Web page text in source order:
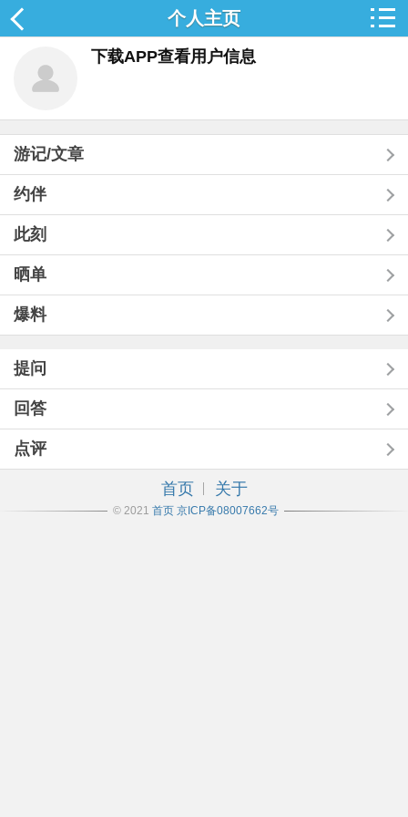
个人主页
下载APP查看用户信息
游记/文章
约伴
此刻
晒单
爆料
提问
回答
点评
首页 关于
© 2021 首页 京ICP备08007662号